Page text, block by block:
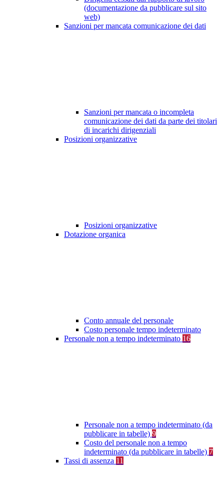
(documentazione da pubblicare sul sito
web)
Sanzioni per mancata comunicazione dei dati
Sanzioni per mancata o incompleta
comunicazione dei dati da parte dei titolari
di incarichi dirigenziali
Posizioni organizzative
Posizioni organizzative
Dotazione organica
Conto annuale del personale
Costo personale tempo indeterminato
Personale non a tempo indeterminato 16
Personale non a tempo indeterminato (da
pubblicare in tabelle) 9
Costo del personale non a tempo
indeterminato (da pubblicare in tabelle) 7
Tassi di assenza 11